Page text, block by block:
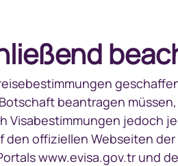
beantragen
Visabestimmungen jedoch
den offiziellen Webseiten
www.evisa.gov.tr und